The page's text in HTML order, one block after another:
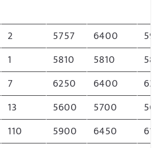
2 5757 6400
1 5810 5810
7 6250 6400
13 5600 5700
110 5900 6450